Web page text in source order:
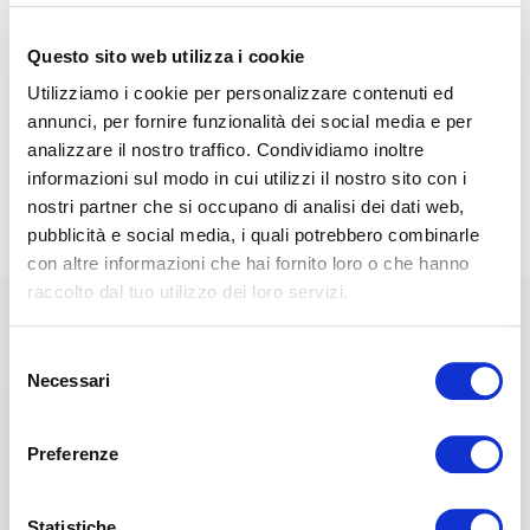
Questo sito web utilizza i cookie
Utilizziamo i cookie per personalizzare contenuti ed
annunci, per fornire funzionalità dei social media e per
analizzare il nostro traffico. Condividiamo inoltre
informazioni sul modo in cui utilizzi il nostro sito con i
nostri partner che si occupano di analisi dei dati web,
pubblicità e social media, i quali potrebbero combinarle
con altre informazioni che hai fornito loro o che hanno
raccolto dal tuo utilizzo dei loro servizi.
delNecessari
Preferenze
que estira la columna vertebral y la zona
cervical.
El espacio entre los discos intervertebrales
aumenta, reequilibrando el espacio entre
las vértebras.
En julio de 2017, la ACA - American